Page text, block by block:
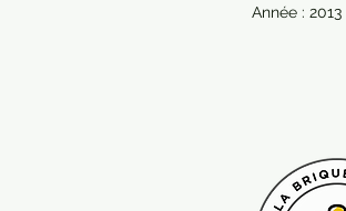
Année : 2013